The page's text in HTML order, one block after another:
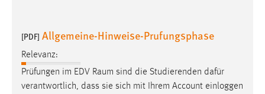
[PDF] Allgemeine-Hinweise-Prufungsphase
Relevanz:
Prüfungen im EDV Raum sind die Studierenden dafür
verantwortlich, dass sie sich mit Ihrem Account einloggen
Diese Informationen helfen uns zu verstehen, wie
Matomo